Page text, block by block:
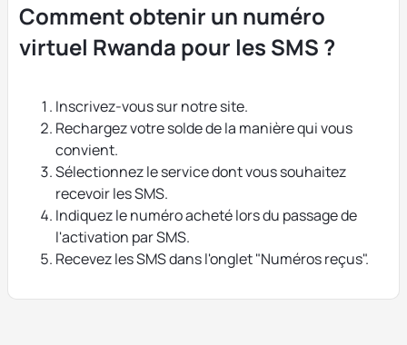
Comment obtenir un numéro
virtuel Rwanda pour les SMS ?
Inscrivez-vous sur notre site.
Rechargez votre solde de la manière qui vous
convient.
Sélectionnez le service dont vous souhaitez
recevoir les SMS.
Indiquez le numéro acheté lors du passage de
l'activation par SMS.
Recevez les SMS dans l'onglet "Numéros reçus".